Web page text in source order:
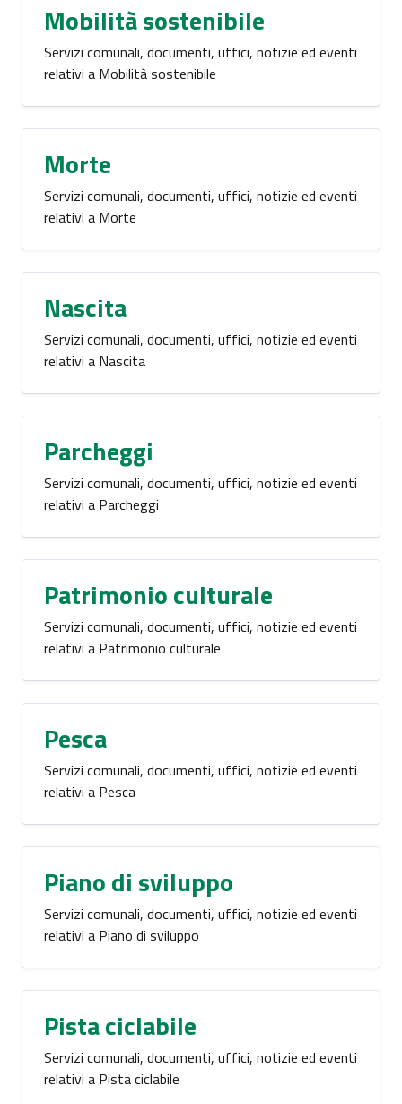
Mobilità sostenibile
Servizi comunali, documenti, uffici, notizie ed eventi
relativi a Mobilità sostenibile
Morte
Servizi comunali, documenti, uffici, notizie ed eventi
relativi a Morte
Nascita
Servizi comunali, documenti, uffici, notizie ed eventi
relativi a Nascita
Parcheggi
Servizi comunali, documenti, uffici, notizie ed eventi
relativi a Parcheggi
Patrimonio culturale
Servizi comunali, documenti, uffici, notizie ed eventi
relativi a Patrimonio culturale
Pesca
Servizi comunali, documenti, uffici, notizie ed eventi
relativi a Pesca
Piano di sviluppo
Servizi comunali, documenti, uffici, notizie ed eventi
relativi a Piano di sviluppo
Pista ciclabile
Servizi comunali, documenti, uffici, notizie ed eventi
relativi a Pista ciclabile